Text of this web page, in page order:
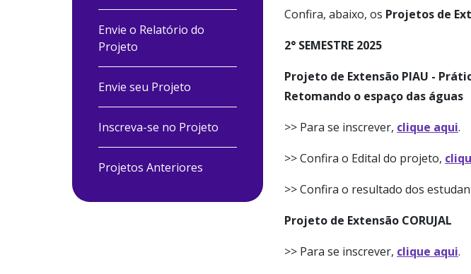
Envie o Relatório do
Projeto
Envie seu Projeto
Inscreva-se no Projeto
Projetos Anteriores
Confira, abaixo, os Projetos de
2° SEMESTRE 2025
Projeto de Extensão PIAU -
Retomando o espaço das águas
>> Para se inscrever, clique aqui.
>> Confira o Edital do projeto,
>> Confira o resultado dos
Projeto de Extensão CORUJAL
>> Para se inscrever, clique aqui.